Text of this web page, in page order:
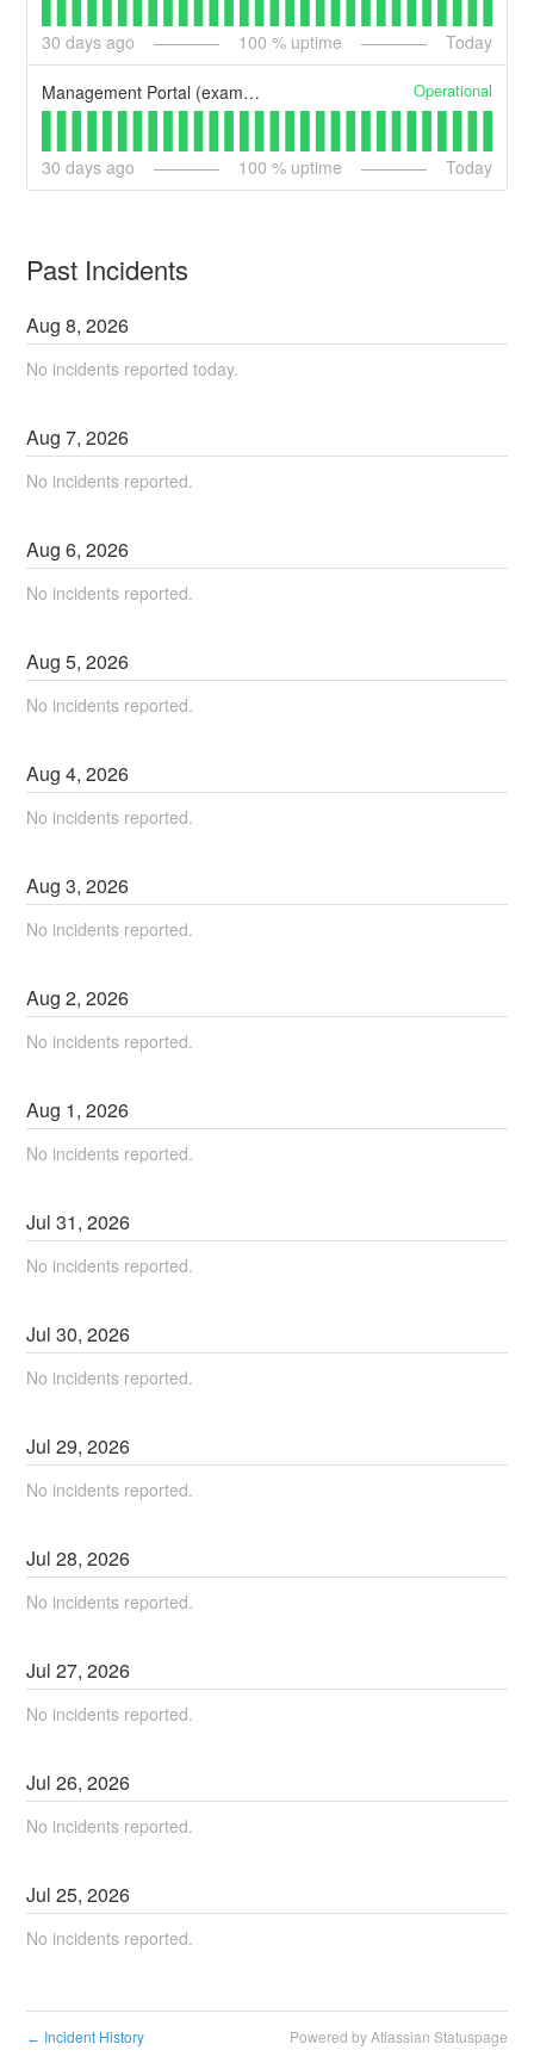
30 days ago 100 % uptime Today
Management Portal (example) Operational
30 days ago 100 % uptime Today
Past Incidents
Aug8,2026
No incidents reported today.
Aug7,2026
No incidents reported.
Aug6,2026
No incidents reported.
Aug5,2026
No incidents reported.
Aug4,2026
No incidents reported.
Aug3,2026
No incidents reported.
Aug2,2026
No incidents reported.
Aug 1,2026
No incidents reported.
Jul31,2026
No incidents reported.
Jul30,2026
No incidents reported.
Jul29,2026
No incidents reported.
Jul28,2026
No incidents reported.
Jul27,2026
No incidents reported.
Jul26,2026
No incidents reported.
Jul25,2026
No incidents reported.
← Incident History Powered by Atlassian Statuspage